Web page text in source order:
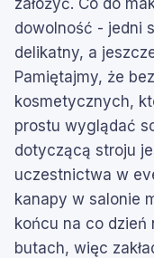
założyć. Co do
dowolność - jedni
delikatny, a
Pamiętajmy, że
kosmetycznych,
prostu wyglądać
dotyczącą stroju
uczestnictwa w
kanapy w salonie
końcu na co dzień
butach, więc